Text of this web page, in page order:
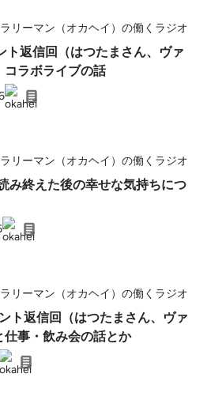
リーマン（オカヘイ）の働くラジオ
ト返信回（はつたまさん、ヴァ
コラボライブの話
リーマン（オカヘイ）の働くラジオ
み終えた後の幸せな気持ちにつ
リーマン（オカヘイ）の働くラジオ
ト返信回（はつたまさん、ヴァ
仕事・飲み会の話とか